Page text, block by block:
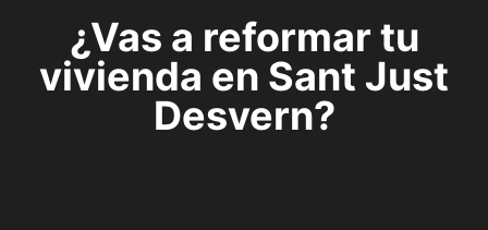
¿Vas a reformar tu
vivienda en Sant Just
Desvern?